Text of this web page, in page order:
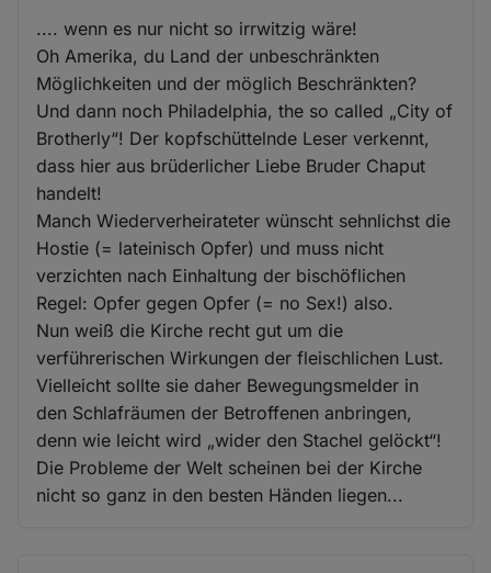
.... wenn es nur nicht so irrwitzig wäre!
Oh Amerika, du Land der unbeschränkten
Möglichkeiten und der möglich Beschränkten?
Und dann noch Philadelphia, the so called „City of
Brotherly“! Der kopfschüttelnde Leser verkennt,
dass hier aus brüderlicher Liebe Bruder Chaput
handelt!
Manch Wiederverheirateter wünscht sehnlichst die
Hostie (= lateinisch Opfer) und muss nicht
verzichten nach Einhaltung der bischöflichen
Regel: Opfer gegen Opfer (= no Sex!) also.
Nun weiß die Kirche recht gut um die
verführerischen Wirkungen der fleischlichen Lust.
Vielleicht sollte sie daher Bewegungsmelder in
den Schlafräumen der Betroffenen anbringen,
denn wie leicht wird „wider den Stachel gelöckt“!
Die Probleme der Welt scheinen bei der Kirche
nicht so ganz in den besten Händen liegen...